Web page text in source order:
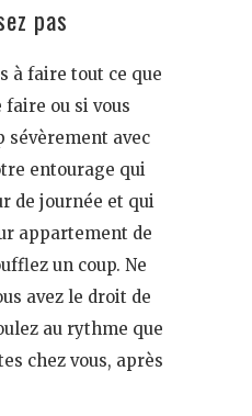
pas
à faire tout ce que
faire ou si vous
sévèrement avec
entourage qui
de journée et qui
appartement de
un coup. Ne
avez le droit de
au rythme que
chez vous, après